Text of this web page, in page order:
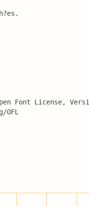
Font License,